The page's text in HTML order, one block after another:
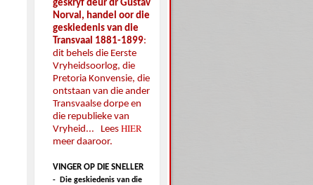
geskryf deur dr Gustav
Norval, handel oor die
geskiedenis van die
Transvaal 1881-1899:
dit behels die Eerste
Vryheidsoorlog, die
Pretoria Konvensie, die
ontstaan van die ander
Transvaalse dorpe en
die republieke van
Vryheid... Lees HIER
meer daaroor.
VINGER OP DIE SNELLER
-
Die geskiedenis van die